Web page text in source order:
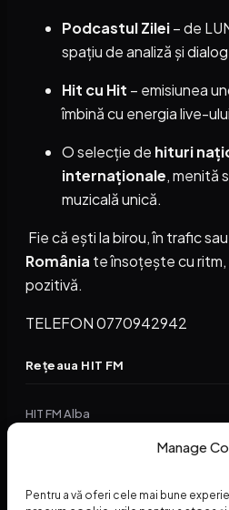
Manage
Pentru a vă oferi cele mai bune
Podcastul Zilei– de
spațiu de analiză și
Hit cu Hit – emisiunea
îmbină cu energia live-
O selecție de hituri
internaționale, menită
muzicală unică.
Fie că ești la birou, în trafic
România te însoțește cu
pozitivă.
TELEFON 0770942942
Rețeaua HIT FM
HIT FM Alba